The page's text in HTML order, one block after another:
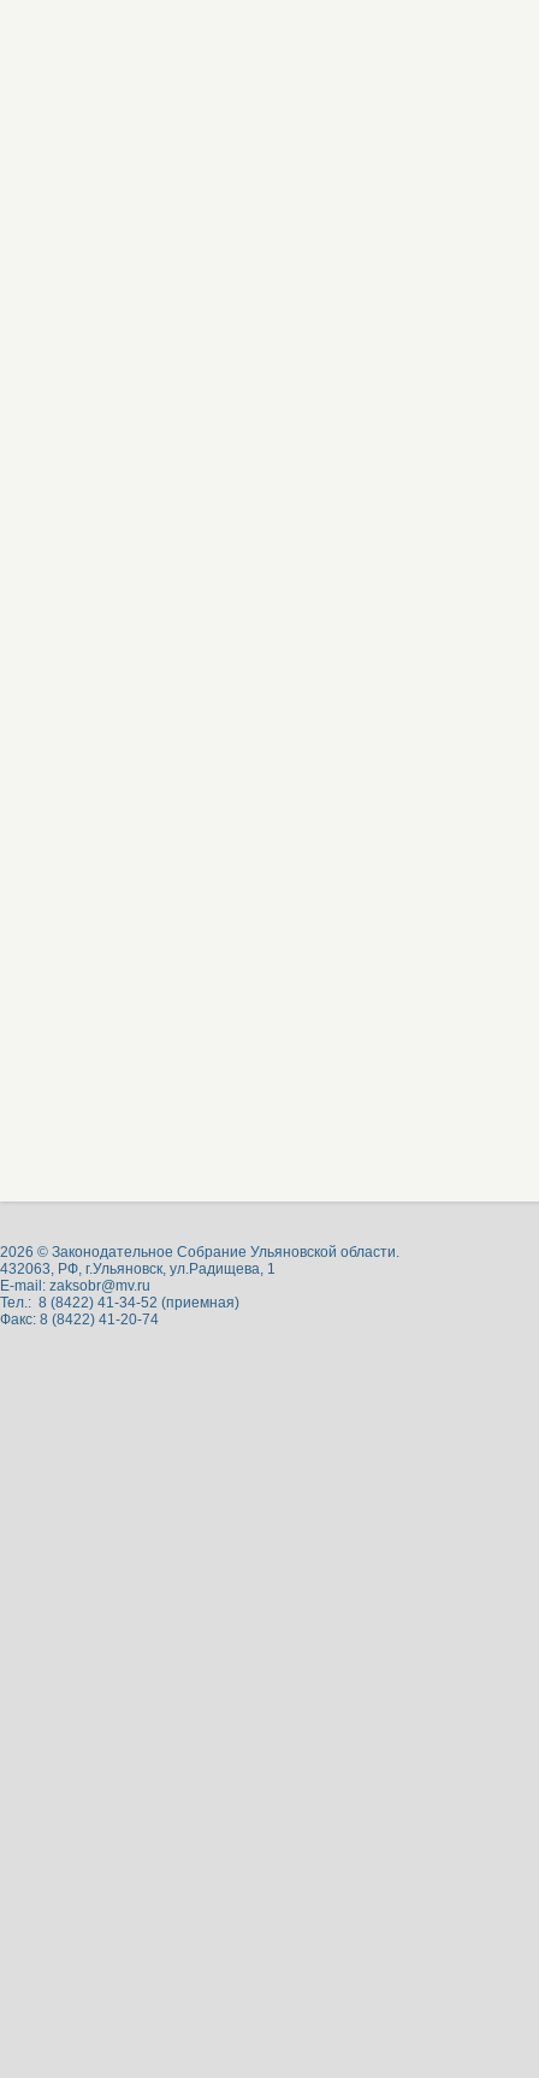
2026 © Законодательное Собрание Ульяновской области.
432063, РФ, г.Ульяновск, ул.Радищева, 1
E-mail: zaksobr@mv.ru
Тел.: 8 (8422) 41-34-52 (приемная)
Факс: 8 (8422) 41-20-74